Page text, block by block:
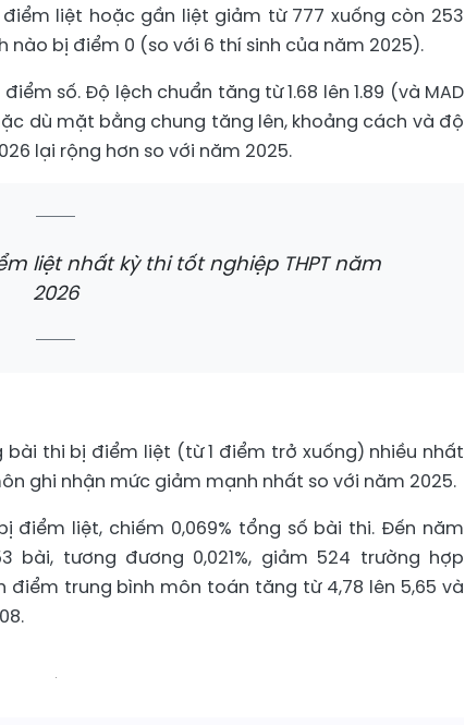
liệt hoặc gần liệt giảm từ 777 xuống còn 253
nào bị điểm 0 (so với 6 thí sinh của năm 2025).
số. Độ lệch chuẩn tăng từ 1.68 lên 1.89 (và MAD
dù mặt bằng chung tăng lên, khoảng cách và độ
lại rộng hơn so với năm 2025.
liệt nhất kỳ thi tốt nghiệp THPT năm
2026
thi bị điểm liệt (từ 1 điểm trở xuống) nhiều nhất
ghi nhận mức giảm mạnh nhất so với năm 2025.
điểm liệt, chiếm 0,069% tổng số bài thi. Đến năm
bài, tương đương 0,021%, giảm 524 trường hợp
điểm trung bình môn toán tăng từ 4,78 lên 5,65 và